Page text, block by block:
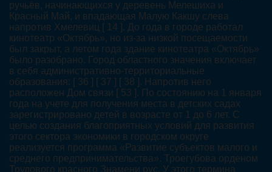
ручьёв, начинающихся у деревень Мелешиха и
Красный Май, и впадающая Малую Какшу слева
напротив Хмелевиц [ 14 ]. До года в городе работал
кинотеатр «Октябрь», но из-за низкой посещаемости
был закрыт, а летом года здание кинотеатра «Октябрь»
было разобрано. Город областного значения включает
в себя административно-территориальные
образования: [ 36 ] [ 37 ] [ 38 ]. Напротив него
расположен Дом связи [ 53 ]. По состоянию на 1 января
года на учете для получения места в детских садах
зарегистрировано детей в возрасте от 1 до 6 лет. С
целью создания благоприятных условий для развития
этого сектора экономики в городском округе
реализуется программа «Развитие субъектов малого и
среднего предпринимательства». Троегубова орденом
Трудового красного Знамени рус. У этого термина